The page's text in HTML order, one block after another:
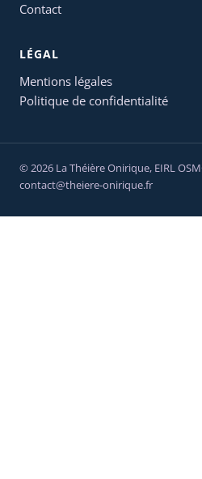
Contact
LÉGAL
Mentions légales
Politique de confidentialité
© 2026 La Théière Onirique, EIRL
contact@theiere-onirique.fr